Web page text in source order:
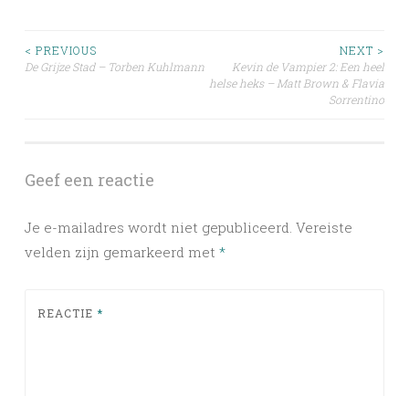
Post
< PREVIOUS
De Grijze Stad – Torben Kuhlmann
NEXT >
Kevin de Vampier 2: Een heel
helse heks – Matt Brown & Flavia
Sorrentino
Geef een reactie
Je e-mailadres wordt niet gepubliceerd. Vereiste
velden zijn gemarkeerd met *
REACTIE *